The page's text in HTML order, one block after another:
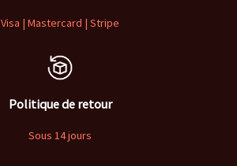
Visa | Mastercard | Stripe
Politique de retour
Sous 14 jours